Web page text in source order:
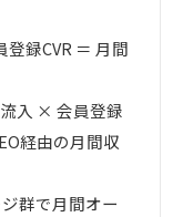
録CVR ＝ 月間
入 × 会員登録
経由の月間収
群で月間オー